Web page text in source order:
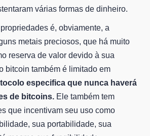
várias formas de dinheiro.
é, obviamente, a
metais preciosos, que há muito
reserva de valor devido à sua
bitcoin também é limitado em
especifica que nunca haverá
de bitcoins. Ele também tem
que incentivam seu uso como
sua portabilidade, sua